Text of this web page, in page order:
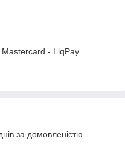
- LiqPay
за домовленістю